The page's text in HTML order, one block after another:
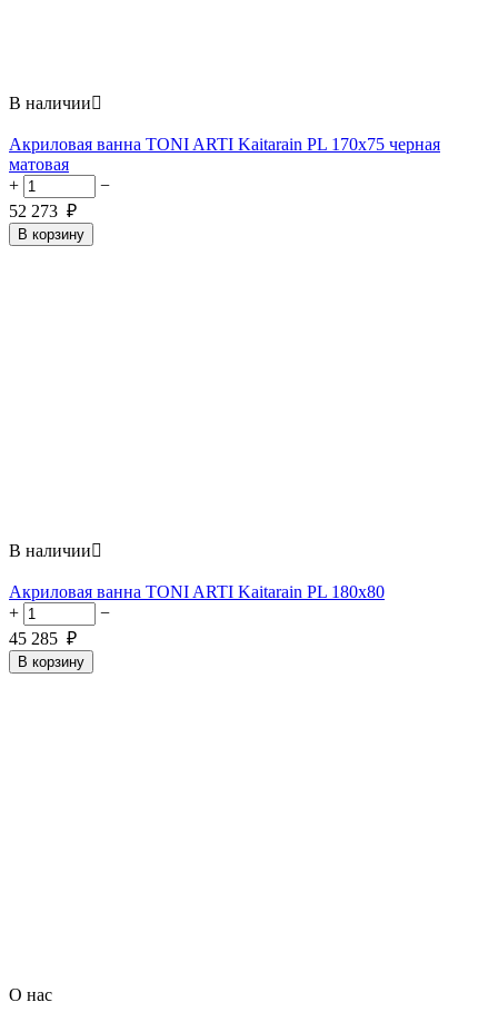
В наличии
Акриловая ванна TONI ARTI Kaitarain PL 170x75 черная
матовая
+
−
52 273 ₽
В корзину
В наличии
Акриловая ванна TONI ARTI Kaitarain PL 180x80
+
−
45 285 ₽
В корзину
О нас